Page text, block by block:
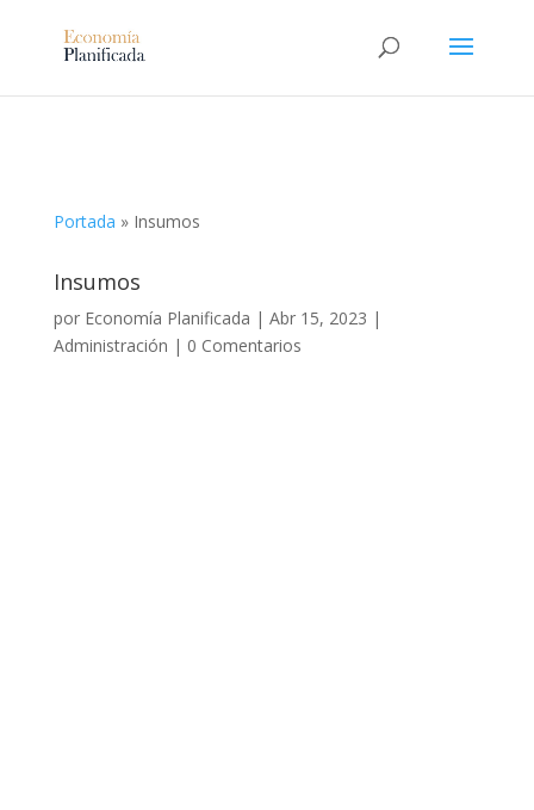
Portada » Insumos
Insumos
por Economía Planificada | Abr 15, 2023 |
Administración | 0 Comentarios